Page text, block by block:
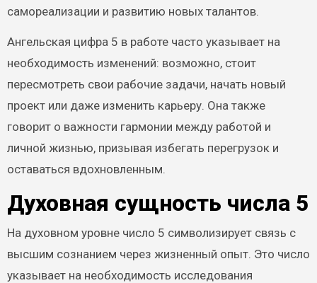
самореализации и развитию новых талантов.
Ангельская цифра 5 в работе часто указывает на
необходимость изменений: возможно, стоит
пересмотреть свои рабочие задачи, начать новый
проект или даже изменить карьеру. Она также
говорит о важности гармонии между работой и
личной жизнью, призывая избегать перегрузок и
оставаться вдохновленным.
Духовная сущность числа 5
На духовном уровне число 5 символизирует связь с
высшим сознанием через жизненный опыт. Это число
указывает на необходимость исследования